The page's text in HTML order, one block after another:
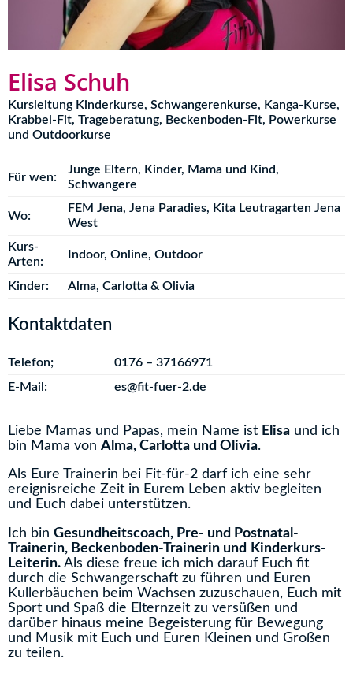
Elisa Schuh
Kursleitung Kinderkurse, Schwangerenkurse, Kanga-Kurse,
Krabbel-Fit, Trageberatung, Beckenboden-Fit, Powerkurse
und Outdoorkurse
Für wen:
Junge Eltern, Kinder, Mama und Kind,
Schwangere
Wo:
FEM Jena, Jena Paradies, Kita Leutragarten Jena
West
Kurs-
Arten:
Indoor, Online, Outdoor
Kinder: Alma, Carlotta & Olivia
Kontaktdaten
Telefon;
0176 – 37166971
E-Mail:
es@fit-fuer-2.de
Liebe Mamas und Papas, mein Name ist Elisa und ich
bin Mama von Alma, Carlotta und Olivia.
Als Eure Trainerin bei Fit-für-2 darf ich eine sehr
ereignisreiche Zeit in Eurem Leben aktiv begleiten
und Euch dabei unterstützen.
Ich bin Gesundheitscoach, Pre- und Postnatal-
Trainerin, Beckenboden-Trainerin und
Kinderkurs-
Leiterin. Als diese freue ich mich darauf Euch fit
durch die Schwangerschaft zu führen und Euren
Kullerbäuchen beim Wachsen zuzuschauen, Euch mit
Sport und Spaß die Elternzeit zu versüßen und
darüber hinaus meine Begeisterung für Bewegung
und Musik mit Euch und Euren Kleinen und Großen
zu teilen.